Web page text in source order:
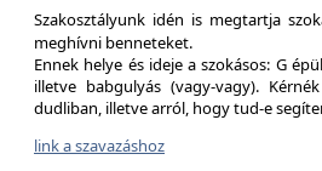
Szakosztályunk idén is megtartja
meghívni benneteket.
Ennek helye és ideje a szokásos: G
illetve babgulyás (vagy-vagy).
dudliban, illetve arról, hogy tud-e
link a szavazáshoz